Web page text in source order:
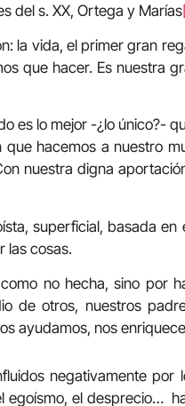
del s. XX, Ortega y Marías
la vida, el primer gran
que hacer. Es nuestra
es lo mejor -¿lo único?-
hacemos a nuestro
nuestra digna
superficial, basada
las cosas.
no hecha, sino por
de otros, nuestros
ayudamos, nos
negativamente
egoísmo, el desprecio…